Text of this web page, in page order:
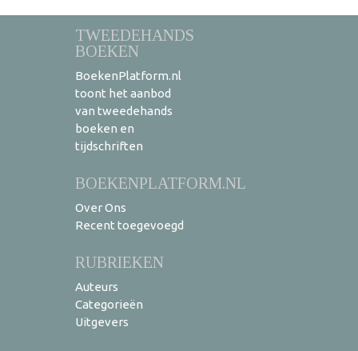
TWEEDEHANDS
BOEKEN
BoekenPlatform.nl
toont het aanbod
van tweedehands
boeken en
tijdschriften
BOEKENPLATFORM.NL
Over Ons
Recent toegevoegd
RUBRIEKEN
Auteurs
Categorieën
Uitgevers